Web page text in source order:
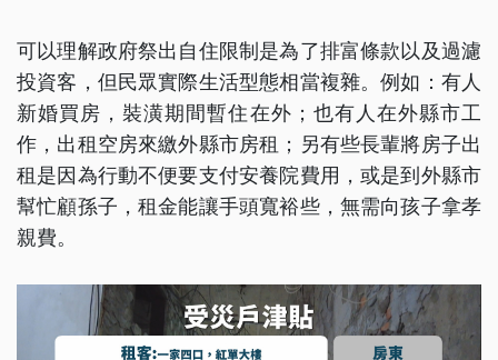
可以理解政府祭出自住限制是為了排富條款以及過濾
投資客，但民眾實際生活型態相當複雜。例如：有人
新婚買房，裝潢期間暫住在外；也有人在外縣市工
作，出租空房來繳外縣市房租；另有些長輩將房子出
租是因為行動不便要支付安養院費用，或是到外縣市
幫忙顧孫子，租金能讓手頭寬裕些，無需向孩子拿孝
親費。